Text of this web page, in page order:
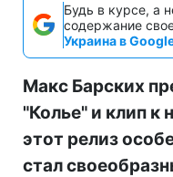
Будь в курсе, а
содержание
Украина в
Макс Барских
"Колье" и клип к
этот релиз
стал